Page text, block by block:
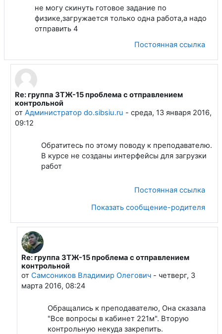
не могу скинуть готовое задание по
физике,загружается только одна работа,а надо
отправить 4
Постоянная ссылка
В ответ на Митрофанова Татьяна Станиславовна
Re: группа ЗТЖ-15 проблема с отправлением
контрольной
от Администратор do.sibsiu.ru - среда, 13 января 2016,
09:12
Обратитесь по этому поводу к преподавателю.
В курсе не созданы интерфейсы для загрузки
работ
Постоянная ссылка
Показать сообщение-родителя
В ответ на Администратор do.sibsiu.ru
Re: группа ЗТЖ-15 проблема с отправлением
контрольной
от Самсоников Владимир Олегович- четверг, 3
марта 2016, 08:24
Обращались к преподавателю, Она сказала
"Все вопросы в кабинет 221м". Вторую
контрольную некуда закрепить.